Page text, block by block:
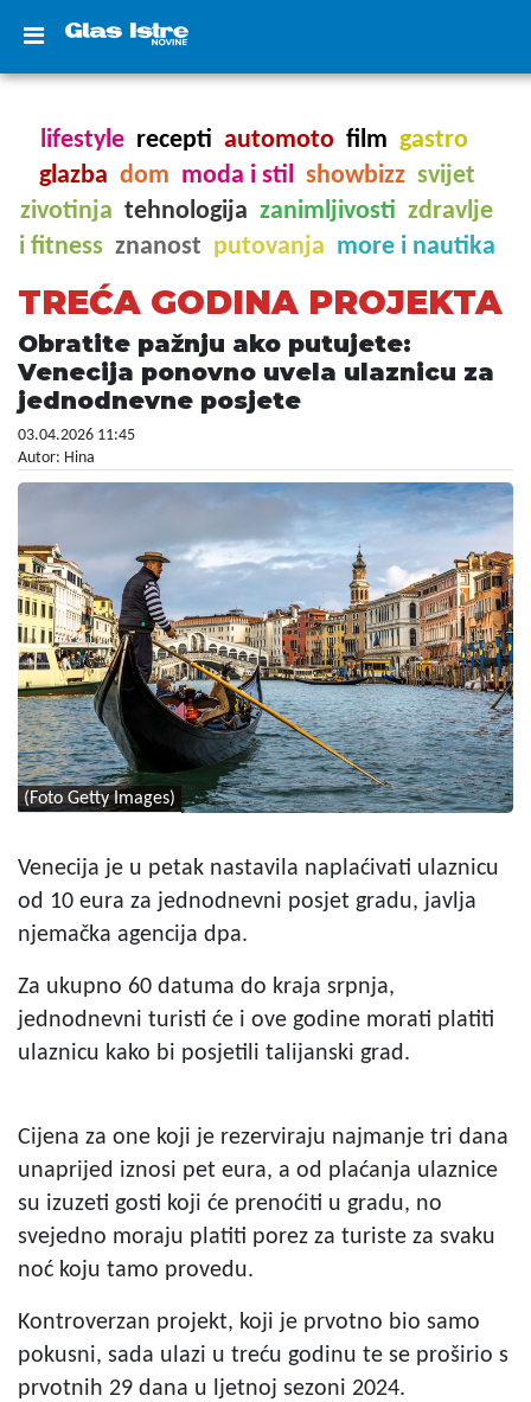
lifestyle recepti automoto film gastro
glazba dom moda i stil showbizz svijet
zivotinja tehnologija zanimljivosti zdravlje
i fitness znanost putovanja more i nautika
TREĆA GODINA PROJEKTA
Obratite pažnju ako putujete:
Venecija ponovno uvela ulaznicu za
jednodnevne posjete
03.04.2026 11:45
Autor: Hina
(Foto Getty Images)
Venecija je u petak nastavila naplaćivati ulaznicu
od 10 eura za jednodnevni posjet gradu, javlja
njemačka agencija dpa.
Za ukupno 60 datuma do kraja srpnja,
jednodnevni turisti će i ove godine morati platiti
ulaznicu kako bi posjetili talijanski grad.
Cijena za one koji je rezerviraju najmanje tri dana
unaprijed iznosi pet eura, a od plaćanja ulaznice
su izuzeti gosti koji će prenoćiti u gradu, no
svejedno moraju platiti porez za turiste za svaku
noć koju tamo provedu.
Kontroverzan projekt, koji je prvotno bio samo
pokusni, sada ulazi u treću godinu te se proširio s
prvotnih 29 dana u ljetnoj sezoni 2024.